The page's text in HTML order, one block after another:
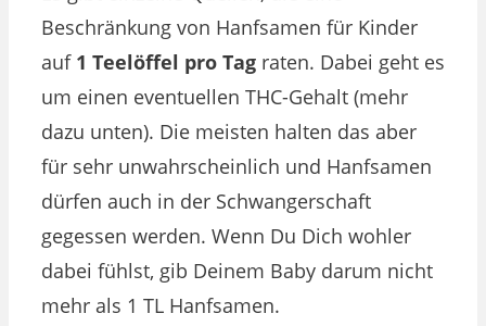
Beschränkung von Hanfsamen für Kinder
auf 1 Teelöffel pro Tag raten. Dabei geht es
um einen eventuellen THC-Gehalt (mehr
dazu unten). Die meisten halten das aber
für sehr unwahrscheinlich und Hanfsamen
dürfen auch in der Schwangerschaft
gegessen werden. Wenn Du Dich wohler
dabei fühlst, gib Deinem Baby darum nicht
mehr als 1 TL Hanfsamen.